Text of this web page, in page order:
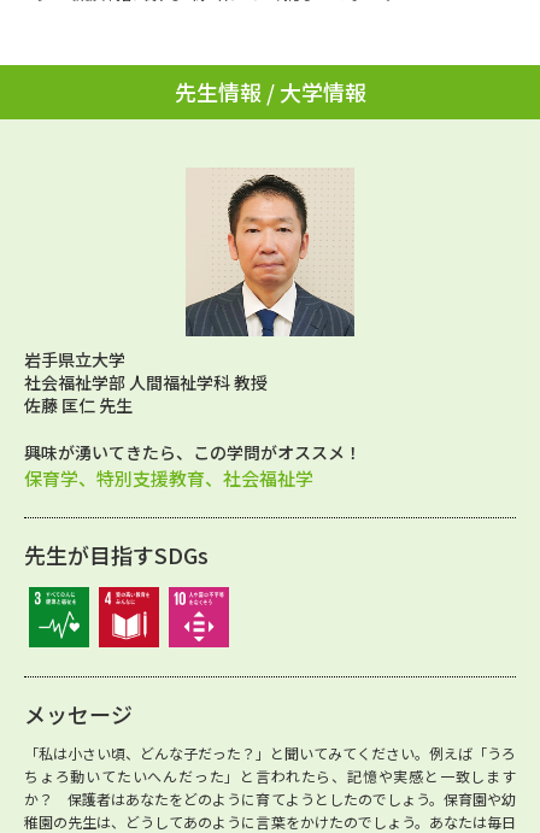
先生情報 / 大学情報
岩手県立大学
社会福祉学部 人間福祉学科 教授
佐藤 匡仁 先生
興味が湧いてきたら、この学問がオススメ！
保育学、特別支援教育、社会福祉学
先生が目指すSDGs
メッセージ
「私は小さい頃、どんな子だった？」と聞いてみてください。例えば「うろ
ちょろ動いてたいへんだった」と言われたら、記憶や実感と一致します
か？ 保護者はあなたをどのように育てようとしたのでしょう。保育園や幼
稚園の先生は、どうしてあのように言葉をかけたのでしょう。あなたは毎日